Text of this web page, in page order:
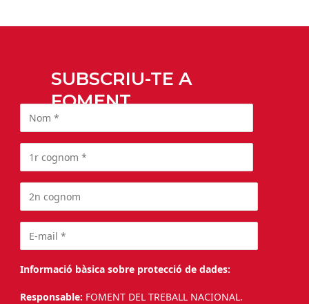
SUBSCRIU-TE A
FOMENT
Informació bàsica sobre protecció de dades:
Responsable: FOMENT DEL TREBALL NACIONAL.